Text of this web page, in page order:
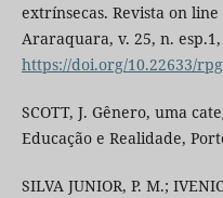
extrínsecas. Revista on
Araraquara, v. 25, n. esp.1,
https://doi.org/10.22633/
SCOTT, J. Gênero, uma
Educação e Realidade,
SILVA JUNIOR, P. M.;